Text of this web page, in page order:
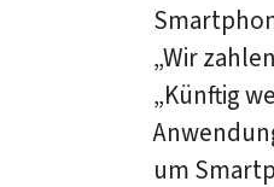
„Wir
„Künftig
um